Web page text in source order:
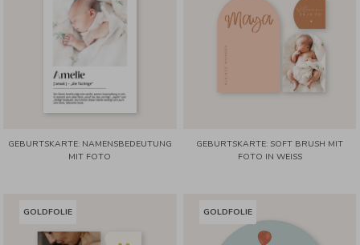
GEBURTSKARTE: NAMENSBEDEUTUNG
MIT FOTO
GEBURTSKARTE: SOFT BRUSH MIT
FOTO IN WEISS
GOLDFOLIE GOLDFOLIE